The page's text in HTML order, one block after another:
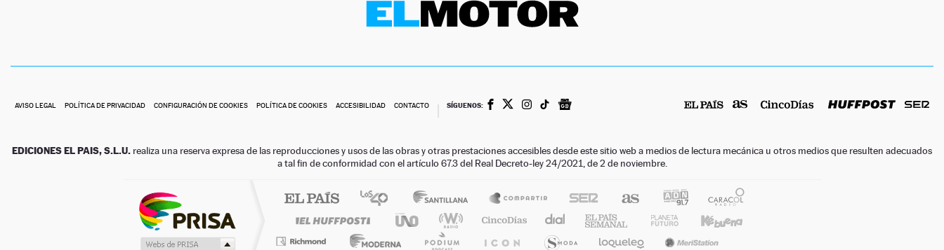
AVISO LEGAL POLÍTICA DE PRIVACIDAD CONFIGURACIÓN DE COOKIES POLÍTICA DE COOKIES ACCESIBILIDAD CONTACTO SÍGUENOS:
EDICIONES EL PAIS, S.L.U. realiza una reserva expresa de las reproducciones y usos de las obras y otras prestaciones accesibles desde este sitio web a medios de lectura mecánica u otros medios que resulten adecuados
a tal fin de conformidad con el artículo 67.3 del Real Decreto-ley 24/2021, de 2 de noviembre.